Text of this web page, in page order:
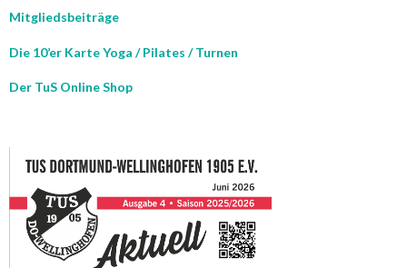
Mitgliedsbeiträge
Die 10’er Karte Yoga / Pilates / Turnen
Der TuS Online Shop